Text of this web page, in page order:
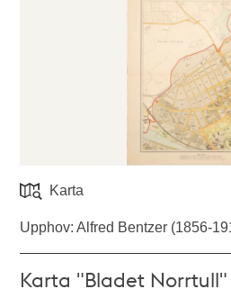
Karta
Upphov: Alfred Bentzer (1856-
Karta "Bladet Norrtull"